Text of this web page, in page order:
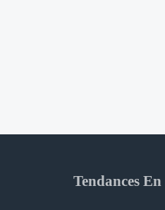
Tendances